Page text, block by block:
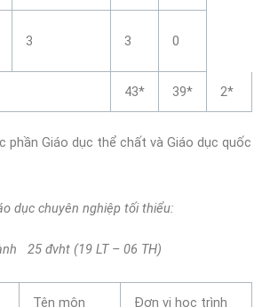
3 3 0
43* 39* 2*
phần Giáo dục thể chất và Giáo dục quốc
dục chuyên nghiệp tối thiểu:
25 đvht (19 LT – 06 TH)
Tên môn
Đơn vị học trình